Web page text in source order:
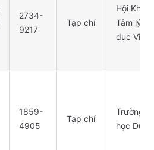
2734-
9217
Tạp chí
Hội Khoa
Tâm lý
dục Việt
1859-
4905
Tạp chí
Trường
học Duy